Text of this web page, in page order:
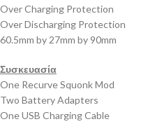
Over Charging Protection
Over Discharging Protection
60.5mm by 27mm by 90mm
Συσκευασία
One Recurve Squonk Mod
Two Battery Adapters
One USB Charging Cable